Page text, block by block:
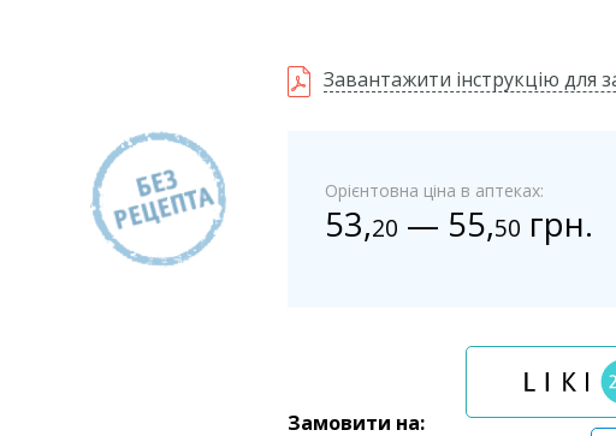
Завантажити інструкцію для
Орієнтовна ціна в аптеках:
53,20 — 55,50 грн.
Замовити на: